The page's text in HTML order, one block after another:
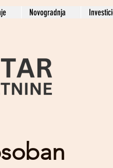
Novogradnja